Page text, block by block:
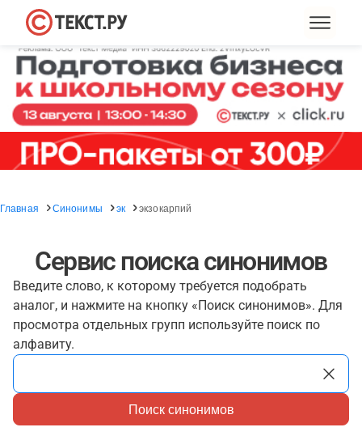
Главная Синонимы эк экзокарпий
Сервис поиска синонимов
Введите слово, к которому требуется подобрать
аналог, и нажмите на кнопку «Поиск синонимов». Для
просмотра отдельных групп используйте поиск по
алфавиту.
Поиск синонимов